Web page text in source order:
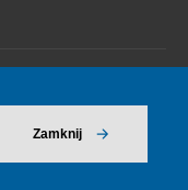
Zamknij